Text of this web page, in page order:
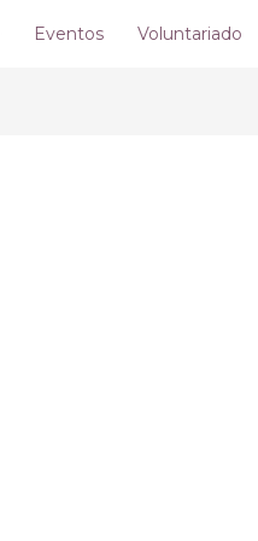
Eventos Voluntariado